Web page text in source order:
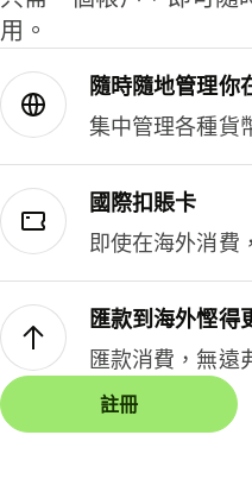
用。
隨時隨地管理你
集中管理各種貨
國際扣賬卡
即使在海外消費
匯款到海外慳得
匯款消費，無遠
註冊